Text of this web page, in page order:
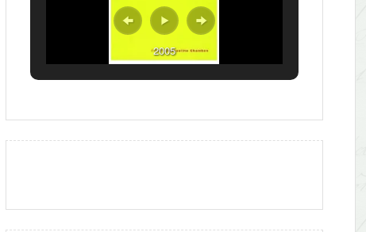
2005